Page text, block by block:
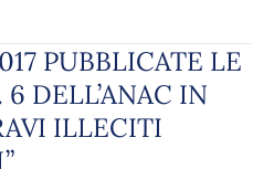
PUBBLICATE LE
DELL’ANAC IN
ILLECITI